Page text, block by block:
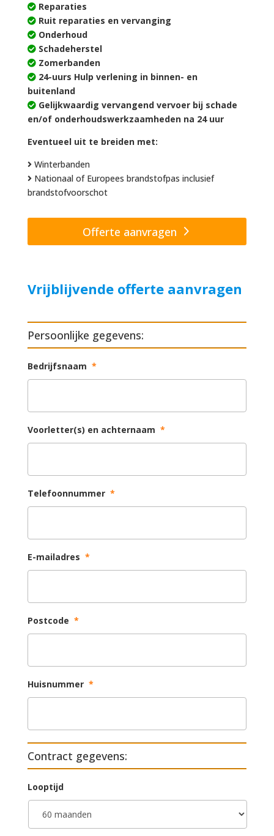
Reparaties
Ruit reparaties en vervanging
Onderhoud
Schadeherstel
Zomerbanden
24-uurs Hulp verlening in binnen- en
buitenland
Gelijkwaardig vervangend vervoer bij schade
en/of onderhoudswerkzaamheden na 24 uur
Eventueel uit te breiden met:
Winterbanden
Nationaal of Europees brandstofpas inclusief
brandstofvoorschot
Offerte aanvragen
Vrijblijvende offerte aanvragen
Persoonlijke gegevens:
Bedrijfsnaam *
Voorletter(s) en achternaam *
Telefoonnummer *
E-mailadres *
Postcode *
Huisnummer *
Contract gegevens:
Looptijd